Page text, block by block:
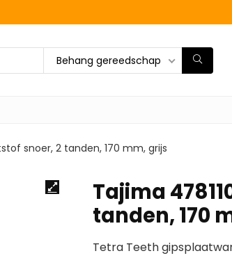
Behang gereedschap
snoer, 2 tanden, 170 mm, grijs
Tajima
tanden, 170
Tetra Teeth